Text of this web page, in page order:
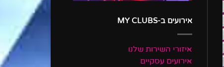
אירועים ב-MY CLUBS
איזורי השירות שלנו
אירועים עסקיים